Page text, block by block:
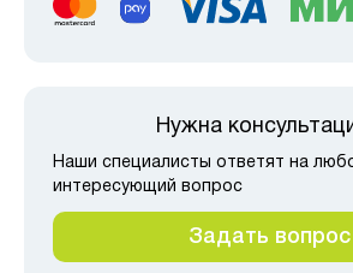
Нужна
Наши специалисты ответят на
интересующий вопрос
Задать вопрос